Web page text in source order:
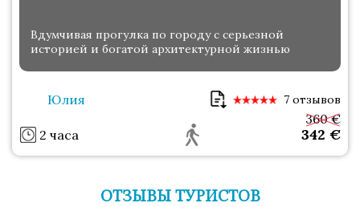
Вдумчивая прогулка по городу с серьезной
историей и богатой архитектурной жизнью
Юлия 7 отзывов
2 часа 342 €
360 €
ОТЗЫВЫ ТУРИСТОВ